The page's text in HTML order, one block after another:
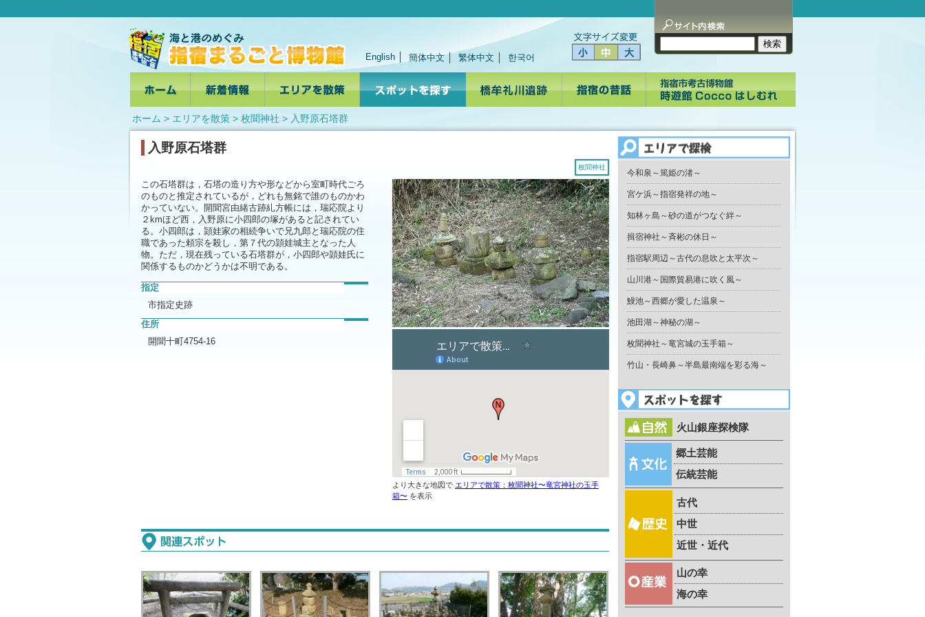
English 簡体中文 繁体中文 한국어
ホーム > エリアを散策 > 枚聞神社 > 入野原石塔群
入野原石塔群
枚聞神社
この石塔群は，石塔の造り方や形などから室町時代ごろ
のものと推定されているが，どれも無銘で誰のものかわ
かっていない。開聞宮由緒古跡糺方帳には，瑞応院より
２kmほど西，入野原に小四郎の塚があると記されてい
る。小四郎は，頴娃家の相続争いで兄九郎と瑞応院の住
職であった頼宗を殺し，第７代の頴娃城主となった人
物。ただ，現在残っている石塔群が，小四郎や頴娃氏に
関係するものかどうかは不明である。
指定
市指定史跡
住所
開聞十町4754-16
より大きな地図で エリアで散策：枚聞神社〜竜宮神社の玉手
箱〜 を表示
今和泉～篤姫の渚～
宮ケ浜～指宿発祥の地～
知林ヶ島～砂の道がつなぐ絆～
揖宿神社～斉彬の休日～
指宿駅周辺～古代の息吹と太平次～
山川港～国際貿易港に吹く風～
鰻池～西郷が愛した温泉～
池田湖～神秘の湖～
枚聞神社～竜宮城の玉手箱～
竹山・長崎鼻～半島最南端を彩る海～
火山銀座探検隊
郷土芸能
伝統芸能
古代
中世
近世・近代
山の幸
海の幸